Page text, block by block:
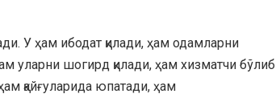
У ҳам ибодат қилади, ҳам одамларни
уларни шогирд қилади, ҳам хизматчи бўлиб
қайғуларида юпатади, ҳам